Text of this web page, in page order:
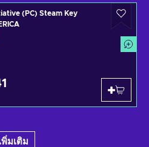
(PC) Steam Key
พิ่มเติม